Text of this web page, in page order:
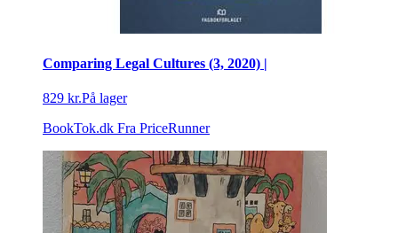
Comparing Legal Cultures (3, 2020) |
829 kr.På lager
BookTok.dk Fra PriceRunner